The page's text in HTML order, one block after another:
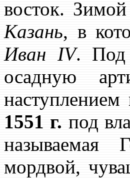
восток. Зимой
Казань, в
Иван IV. Под
осадную
1551 г. под
мордвой,